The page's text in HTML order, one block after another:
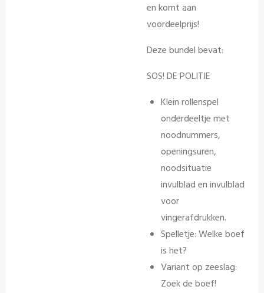
en komt aan
voordeelprijs!
Deze bundel bevat:
SOS! DE POLITIE
Klein rollenspel
onderdeeltje met
noodnummers,
openingsuren,
noodsituatie
invulblad en invulblad
voor
vingerafdrukken.
Spelletje: Welke boef
is het?
Variant op zeeslag:
Zoek de boef!